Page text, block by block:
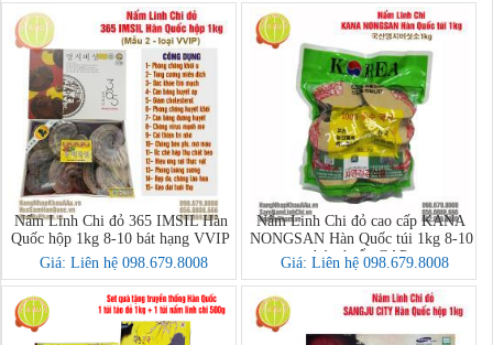
Nấm Linh Chi đỏ 365 IMSIL Hàn
Quốc hộp 1kg 8-10 bát hạng VVIP
Giá: Liên hệ 098.679.8008
Nấm Linh Chi đỏ cao cấp KANA
NONGSAN Hàn Quốc túi 1kg 8-10
bát chuẩn GAP
Giá: Liên hệ 098.679.8008